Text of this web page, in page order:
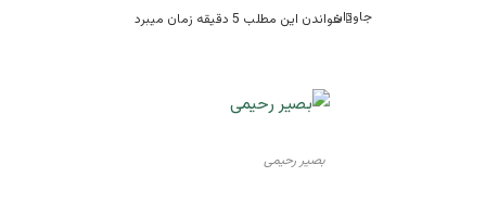
خواندن این مطلب 5 دقیقه زمان میبرد
بصیر رحیمی